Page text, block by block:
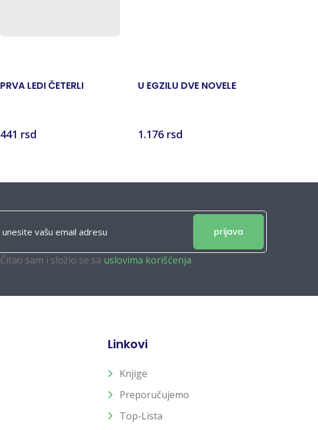
PRVA LEDI ČETERLI
441 rsd
U EGZILU DVE NOVELE
1.176 rsd
prijava
Čitao sam i složio se sa uslovima korišćenja
Linkovi
Knjige
Preporučujemo
Top-Lista